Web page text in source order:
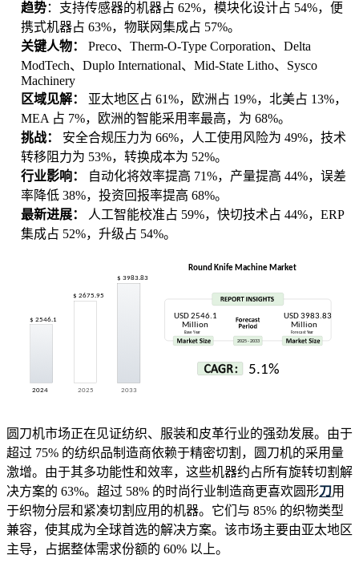
趋势：支持传感器的机器占 62%，模块化设计占 54%，便
携式机器占 63%，物联网集成占 57%。
关键人物： Preco、Therm-O-Type Corporation、Delta
ModTech、Duplo International、Mid-State Litho、Sysco
Machinery
区域见解：
亚太地区占 61%，欧洲占 19%，北美占 13%，
MEA 占 7%，欧洲的智能采用率最高，为 68%。
挑战：
安全合规压力为 66%，人工使用风险为 49%，技术
转移阻力为 53%，转换成本为 52%。
行业影响：
自动化将效率提高 71%，产量提高 44%，误差
率降低 38%，投资回报率提高 68%。
最新进展：
人工智能校准占 59%，快切技术占 44%，ERP
集成占 52%，升级占 54%。
圆刀机市场正在见证纺织、服装和皮革行业的强劲发展。由于
超过 75% 的纺织品制造商依赖于精密切割，圆刀机的采用量
激增。由于其多功能性和效率，这些机器约占所有旋转切割解
决方案的 63%。超过 58% 的时尚行业制造商更喜欢圆形刀用
于织物分层和紧凑切割应用的机器。它们与 85% 的织物类型
兼容，使其成为全球首选的解决方案。该市场主要由亚太地区
主导，占据整体需求份额的 60% 以上。